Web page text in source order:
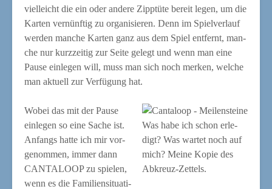
viel­leicht die ein oder ande­re Zipp­tü­te bereit legen, um die
Kar­ten ver­nünf­tig zu orga­ni­sie­ren. Denn im Spiel­ver­lauf
wer­den man­che Kar­ten ganz aus dem Spiel ent­fernt, man­
che nur kurz­zei­tig zur Sei­te gelegt und wenn man eine
Pau­se ein­le­gen will, muss man sich noch mer­ken, wel­che
man aktu­ell zur Ver­fü­gung hat.
Was habe ich schon erle­
digt? Was war­tet noch auf
mich? Mei­ne Kopie des
Abkreuz-Zettels.
Wobei das mit der Pau­se
ein­le­gen so eine Sache ist.
Anfangs hat­te ich mir vor­
ge­nom­men, immer dann
CANTALOOP zu spie­len,
wenn es die Fami­li­en­si­tua­ti­